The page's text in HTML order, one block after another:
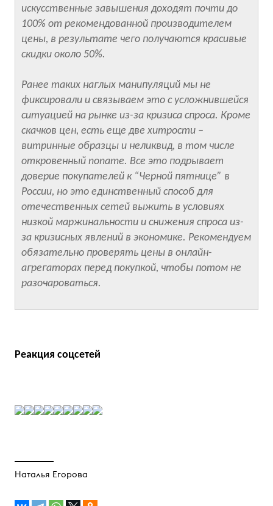
искусственные завышения доходят почти до
100% от рекомендованной производителем
цены, в результате чего получаются красивые
скидки около 50%.
Ранее таких наглых манипуляций мы не
фиксировали и связываем это с усложнившейся
ситуацией на рынке из-за кризиса спроса. Кроме
скачков цен, есть еще две хитрости –
витринные образцы и неликвид, в том числе
откровенный noname. Все это подрывает
доверие покупателей к “Черной пятнице” в
России, но это единственный способ для
отечественных сетей выжить в условиях
низкой маржинальности и снижения спроса из-
за кризисных явлений в экономике. Рекомендуем
обязательно проверять цены в онлайн-
агрегаторах перед покупкой, чтобы потом не
разочароваться.
Реакция соцсетей
Наталья Егорова